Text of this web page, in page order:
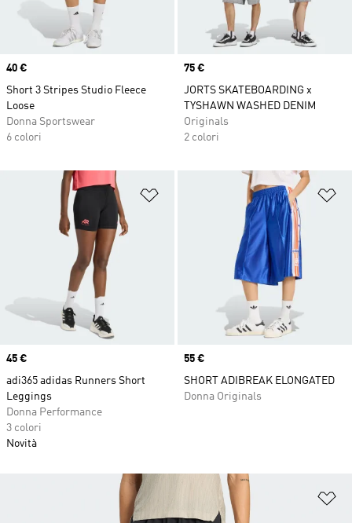
Price
40 €
Short 3 Stripes Studio Fleece
Loose
Donna Sportswear
6 colori
Price
75 €
JORTS SKATEBOARDING x
TYSHAWN WASHED DENIM
Originals
2 colori
Aggiungi alla lista dei desideri
Price
45 €
adi365 adidas Runners Short
Leggings
Donna Performance
3 colori
Novità
Price
55 €
SHORT ADIBREAK ELONGATED
Donna Originals